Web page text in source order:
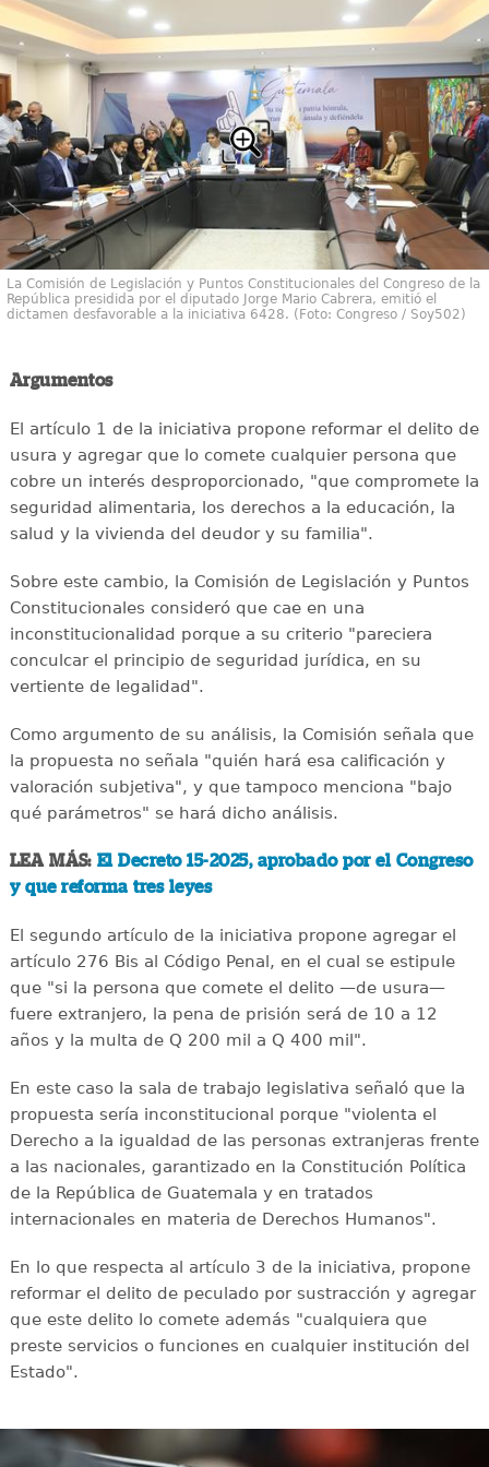
La Comisión de Legislación y Puntos Constitucionales del Congreso de la
República presidida por el diputado Jorge Mario Cabrera, emitió el
dictamen desfavorable a la iniciativa 6428. (Foto: Congreso / Soy502)
Argumentos
El artículo 1 de la iniciativa propone reformar el delito de
usura y agregar que lo comete cualquier persona que
cobre un interés desproporcionado, "que compromete la
seguridad alimentaria, los derechos a la educación, la
salud y la vivienda del deudor y su familia".
Sobre este cambio, la Comisión de Legislación y Puntos
Constitucionales consideró que cae en una
inconstitucionalidad porque a su criterio "pareciera
conculcar el principio de seguridad jurídica, en su
vertiente de legalidad".
Como argumento de su análisis, la Comisión señala que
la propuesta no señala "quién hará esa calificación y
valoración subjetiva", y que tampoco menciona "bajo
qué parámetros" se hará dicho análisis.
LEA MÁS: El Decreto 15-2025, aprobado por el Congreso
y que reforma tres leyes
El segundo artículo de la iniciativa propone agregar el
artículo 276 Bis al Código Penal, en el cual se estipule
que "si la persona que comete el delito —de usura—
fuere extranjero, la pena de prisión será de 10 a 12
años y la multa de Q 200 mil a Q 400 mil".
En este caso la sala de trabajo legislativa señaló que la
propuesta sería inconstitucional porque "violenta el
Derecho a la igualdad de las personas extranjeras frente
a las nacionales, garantizado en la Constitución Política
de la República de Guatemala y en tratados
internacionales en materia de Derechos Humanos".
En lo que respecta al artículo 3 de la iniciativa, propone
reformar el delito de peculado por sustracción y agregar
que este delito lo comete además "cualquiera que
preste servicios o funciones en cualquier institución del
Estado".